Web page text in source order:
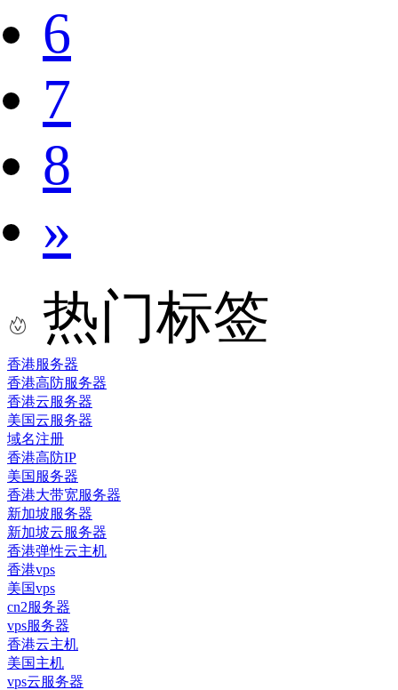
6
7
8
»
热门标签
香港服务器
香港高防服务器
香港云服务器
美国云服务器
域名注册
香港高防IP
美国服务器
香港大带宽服务器
新加坡服务器
新加坡云服务器
香港弹性云主机
香港vps
美国vps
cn2服务器
vps服务器
香港云主机
美国主机
vps云服务器